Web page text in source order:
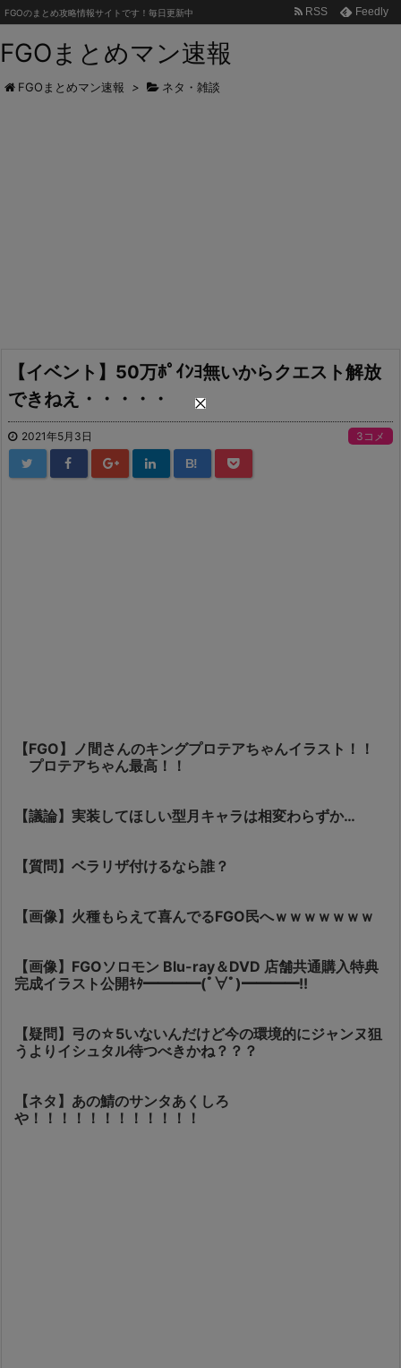
FGOまとめマン速報
FGOのまとめ攻略情報サイトです！毎日更新中 RSS Feedly
FGOまとめマン速報 > ネタ・雑談
【イベント】50万ﾎﾟｲﾝﾖ無いからクエスト解放
できねえ・・・・・
2021年5月3日 3コメ
B!
【FGO】ノ間さんのキングプロテアちゃんイラスト！！
プロテアちゃん最高！！
【議論】実装してほしい型月キャラは相変わらずか…
【質問】ベラリザ付けるなら誰？
【画像】火種もらえて喜んでるFGO民へｗｗｗｗｗｗｗ
【画像】FGOソロモン Blu-ray＆DVD 店舗共通購入特典
完成イラスト公開ｷﾀ━━━━(ﾟ∀ﾟ)━━━━!!
【疑問】弓の☆5いないんだけど今の環境的にジャンヌ狙
うよりイシュタル待つべきかね？？？
【ネタ】あの鯖のサンタあくしろ
や！！！！！！！！！！！！